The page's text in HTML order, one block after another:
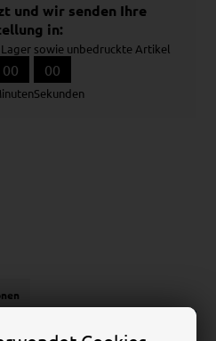
und wir senden Ihre
in:
sowie unbedruckte Artikel
00 00
Sekunden